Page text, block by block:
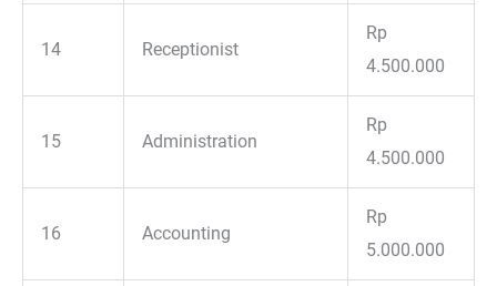
14 Receptionist
Rp
4.500.000
15 Administration
Rp
4.500.000
16 Accounting
Rp
5.000.000